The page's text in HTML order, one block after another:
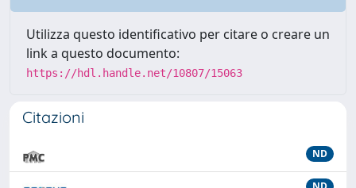
Utilizza questo identificativo per citare o creare un
link a questo documento:
https://hdl.handle.net/10807/15063
Citazioni
ND